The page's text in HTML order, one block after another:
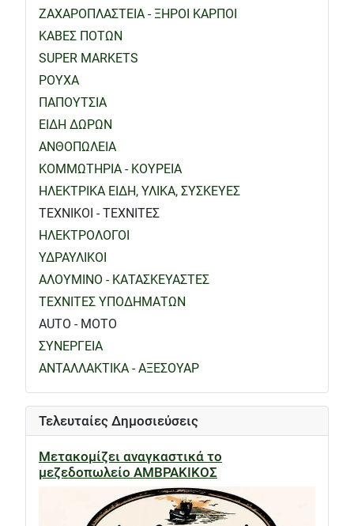
ΖΑΧΑΡΟΠΛΑΣΤΕΙΑ - ΞΗΡΟΙ ΚΑΡΠΟΙ
ΚΑΒΕΣ ΠΟΤΩΝ
SUPER MARKETS
ΡΟΥΧΑ
ΠΑΠΟΥΤΣΙΑ
ΕΙΔΗ ΔΩΡΩΝ
ΑΝΘΟΠΩΛΕΙΑ
ΚΟΜΜΩΤΗΡΙΑ - ΚΟΥΡΕΙΑ
ΗΛΕΚΤΡΙΚΑ ΕΙΔΗ, ΥΛΙΚΑ, ΣΥΣΚΕΥΕΣ
ΤΕΧΝΙΚΟΙ - ΤΕΧΝΙΤΕΣ
ΗΛΕΚΤΡΟΛΟΓΟΙ
ΥΔΡΑΥΛΙΚΟΙ
ΑΛΟΥΜΙΝΟ - ΚΑΤΑΣΚΕΥΑΣΤΕΣ
ΤΕΧΝΙΤΕΣ ΥΠΟΔΗΜΑΤΩΝ
AUTO - MOTO
ΣΥΝΕΡΓΕΙΑ
ΑΝΤΑΛΛΑΚΤΙΚΑ - ΑΞΕΣΟΥΑΡ
Τελευταίες Δημοσιεύσεις
Μετακομίζει αναγκαστικά το
μεζεδοπωλείο ΑΜΒΡΑΚΙΚΟΣ